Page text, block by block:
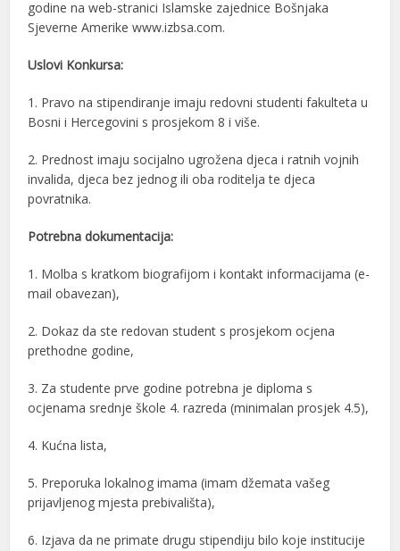
godine na web-stranici Islamske zajednice Bošnjaka
Sjeverne Amerike www.izbsa.com.
Uslovi Konkursa:
1. Pravo na stipendiranje imaju redovni studenti fakulteta u
Bosni i Hercegovini s prosjekom 8 i više.
2. Prednost imaju socijalno ugrožena djeca i ratnih vojnih
invalida, djeca bez jednog ili oba roditelja te djeca
povratnika.
Potrebna dokumentacija:
1. Molba s kratkom biografijom i kontakt informacijama (e-
mail obavezan),
2. Dokaz da ste redovan student s prosjekom ocjena
prethodne godine,
3. Za studente prve godine potrebna je diploma s
ocjenama srednje škole 4. razreda (minimalan prosjek 4.5),
4. Kućna lista,
5. Preporuka lokalnog imama (imam džemata vašeg
prijavljenog mjesta prebivališta),
6. Izjava da ne primate drugu stipendiju bilo koje institucije